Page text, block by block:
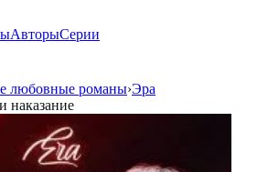
АвторыСерии
любовные романы›Эра
наказание